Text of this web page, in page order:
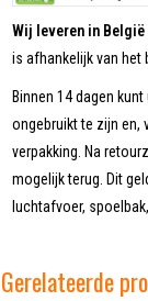
Wij leveren in België
is afhankelijk van het
Binnen 14 dagen
ongebruikt te zijn en,
verpakking. Na
mogelijk terug. Dit
luchtafvoer,
Gerelateerde